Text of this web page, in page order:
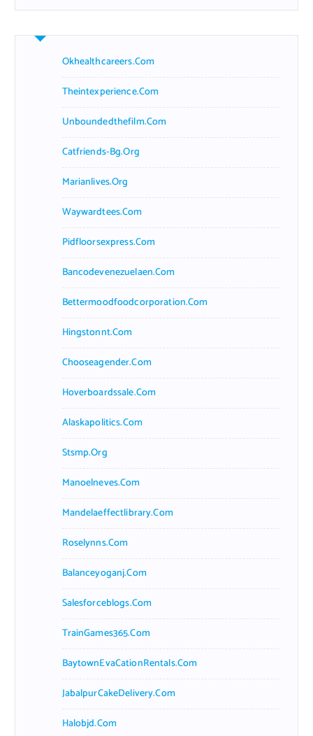
Okhealthcareers.com
Theintexperience.com
Unboundedthefilm.com
Catfriends-Bg.org
Marianlives.org
Waywardtees.com
Pidfloorsexpress.com
Bancodevenezuelaen.com
Bettermoodfoodcorporation.com
Hingstonnt.com
Chooseagender.com
Hoverboardssale.com
Alaskapolitics.com
Stsmp.org
Manoelneves.com
Mandelaeffectlibrary.com
Roselynns.com
Balanceyoganj.com
Salesforceblogs.com
TrainGames365.com
BaytownEvaCationRentals.com
JabalpurCakeDelivery.com
Halobjd.com